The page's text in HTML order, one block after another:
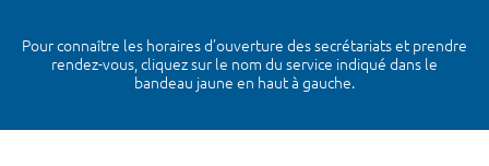
Pour connaître les horaires d’ouverture des secrétariats et prendre
rendez-vous, cliquez sur le nom du service indiqué dans le
bandeau jaune en haut à gauche.